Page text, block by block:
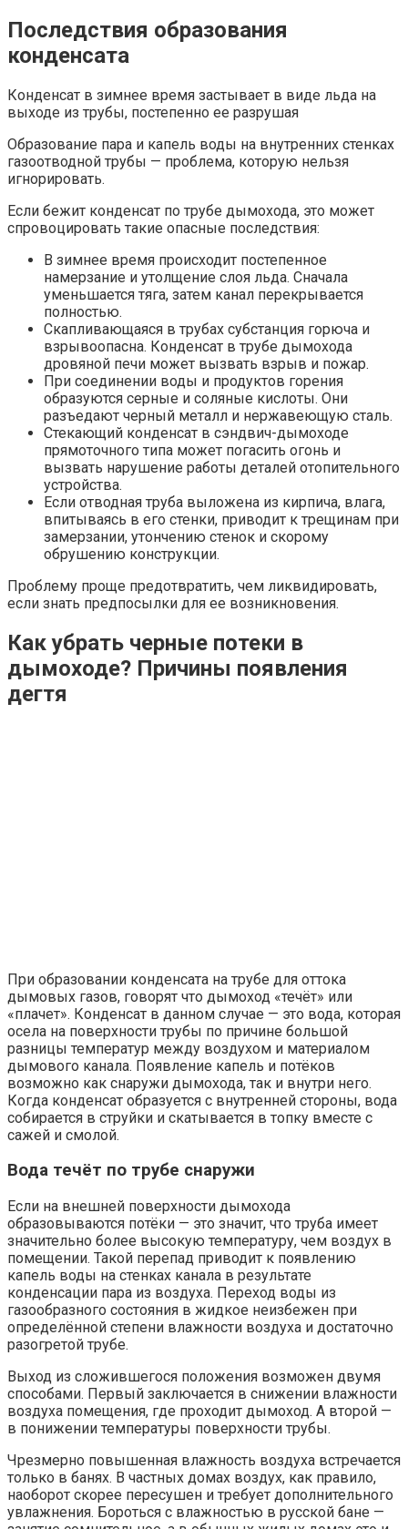
Последствия образования
конденсата
Конденсат в зимнее время застывает в виде льда на
выходе из трубы, постепенно ее разрушая
Образование пара и капель воды на внутренних стенках
газоотводной трубы — проблема, которую нельзя
игнорировать.
Если бежит конденсат по трубе дымохода, это может
спровоцировать такие опасные последствия:
В зимнее время происходит постепенное
намерзание и утолщение слоя льда. Сначала
уменьшается тяга, затем канал перекрывается
полностью.
Скапливающаяся в трубах субстанция горюча и
взрывоопасна. Конденсат в трубе дымохода
дровяной печи может вызвать взрыв и пожар.
При соединении воды и продуктов горения
образуются серные и соляные кислоты. Они
разъедают черный металл и нержавеющую сталь.
Стекающий конденсат в сэндвич-дымоходе
прямоточного типа может погасить огонь и
вызвать нарушение работы деталей отопительного
устройства.
Если отводная труба выложена из кирпича, влага,
впитываясь в его стенки, приводит к трещинам при
замерзании, утончению стенок и скорому
обрушению конструкции.
Проблему проще предотвратить, чем ликвидировать,
если знать предпосылки для ее возникновения.
Как убрать черные потеки в
дымоходе? Причины появления
дегтя
При образовании конденсата на трубе для оттока
дымовых газов, говорят что дымоход «течёт» или
«плачет». Конденсат в данном случае — это вода, которая
осела на поверхности трубы по причине большой
разницы температур между воздухом и материалом
дымового канала. Появление капель и потёков
возможно как снаружи дымохода, так и внутри него.
Когда конденсат образуется с внутренней стороны, вода
собирается в струйки и скатывается в топку вместе с
сажей и смолой.
Вода течёт по трубе снаружи
Если на внешней поверхности дымохода
образовываются потёки — это значит, что труба имеет
значительно более высокую температуру, чем воздух в
помещении. Такой перепад приводит к появлению
капель воды на стенках канала в результате
конденсации пара из воздуха. Переход воды из
газообразного состояния в жидкое неизбежен при
определённой степени влажности воздуха и достаточно
разогретой трубе.
Выход из сложившегося положения возможен двумя
способами. Первый заключается в снижении влажности
воздуха помещения, где проходит дымоход. А второй —
в понижении температуры поверхности трубы.
Чрезмерно повышенная влажность воздуха встречается
только в банях. В частных домах воздух, как правило,
наоборот скорее пересушен и требует дополнительного
увлажнения. Бороться с влажностью в русской бане —